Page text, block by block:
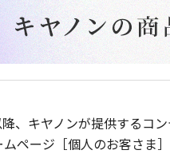
、キヤノンが提供するコ
ムページ［個人のお客さま